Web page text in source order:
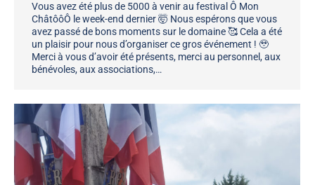
Vous avez été plus de 5000 à venir au festival Ô Mon
ChâtôôÔ le week-end dernier 🤯 Nous espérons que vous
avez passé de bons moments sur le domaine 🥰 Cela a été
un plaisir pour nous d’organiser ce gros événement ! 🥹
Merci à vous d’avoir été présents, merci au personnel, aux
bénévoles, aux associations,…